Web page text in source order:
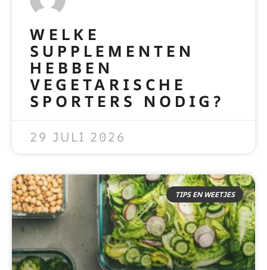
WELKE
SUPPLEMENTEN
HEBBEN
VEGETARISCHE
SPORTERS NODIG?
29 JULI 2026
TIPS EN WEETJES